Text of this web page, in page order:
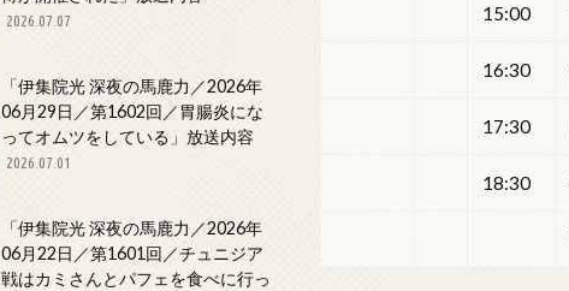
15:00
16:30
17:30
18:30
2026.07.07
「伊集院光 深夜の馬鹿力／2026年
06月29日／第1602回／胃腸炎にな
ってオムツをしている」放送内容
2026.07.01
「伊集院光 深夜の馬鹿力／2026年
06月22日／第1601回／チュニジア
戦はカミさんとパフェを食べに行っ